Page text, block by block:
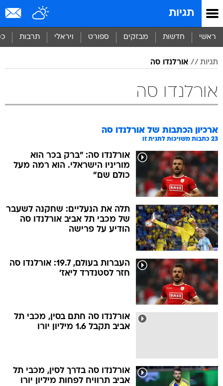
תגיות
ראשי חדשות מבזקים ספורט ויראלי תרבות
תגיות אורלנדו סה
אורלנדו סה
ארכיון הכתבות של אורלנדו סה
23 כתבות משויכות לתגית זו
אורלנדו סה: "ברק בכר הוא
מוריניו הישראלי. הוא רמה מעל
כולם שם"
תלה את הנעליים: שחקנה לשעבר
של מכבי תל אביב אורלנדו סה
הודיע על פרישה
העברות בעולם, 19.7: אורלנדו סה
חזר לסטנדרד ליאז'
אורלנדו סה חתם בסין, מכבי תל
אביב תקבל 1.6 מיליון יורו
אורלנדו סה בדרך לסין, מכבי תל
אביב תרוויח לפחות מיליון יורו